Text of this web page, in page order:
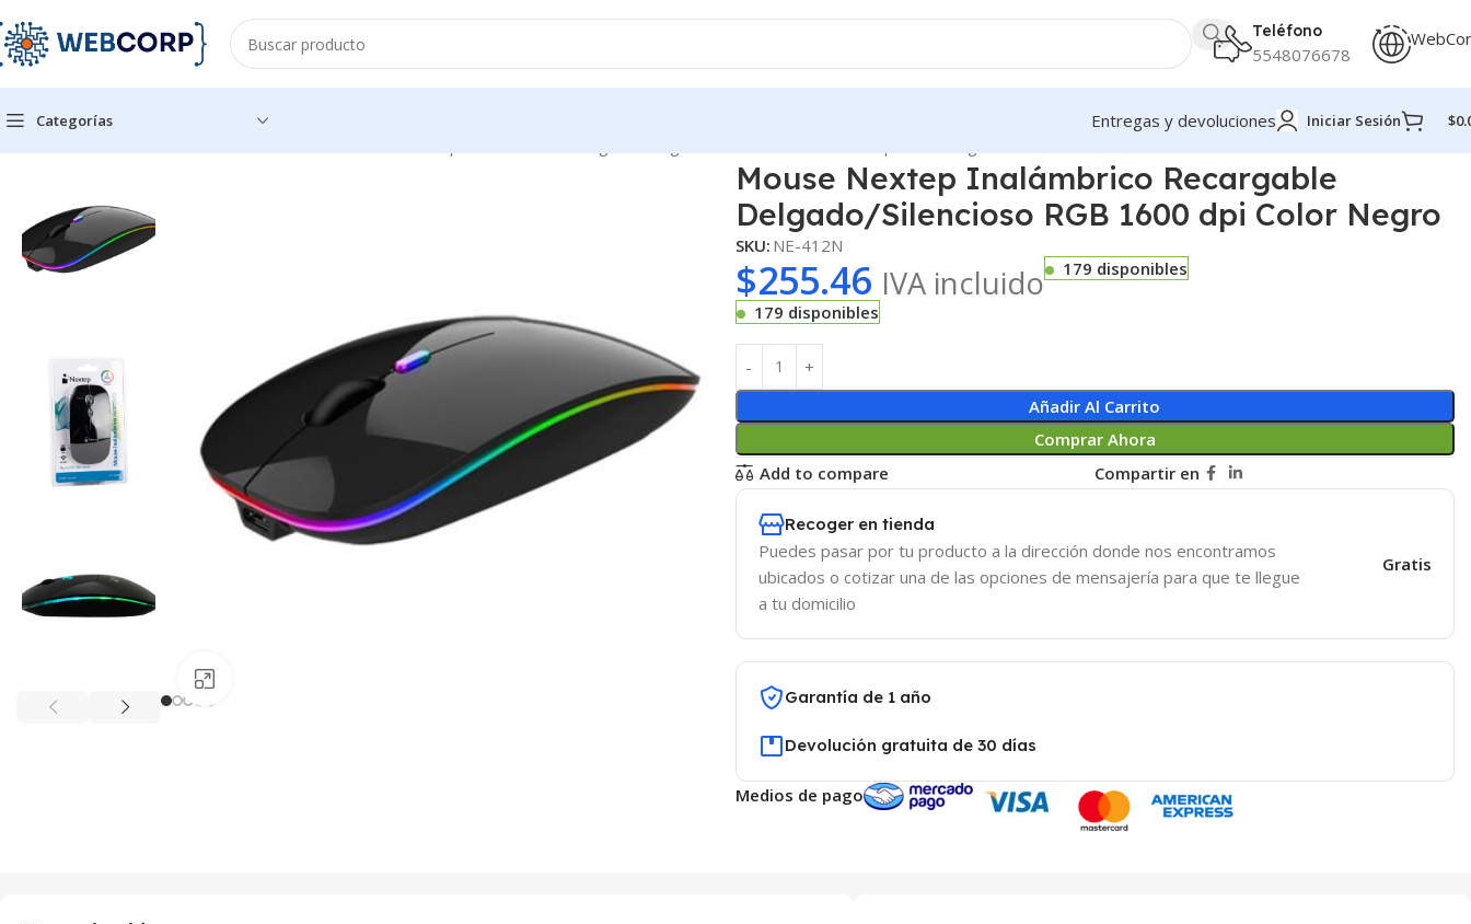
Teléfono
5548076678
Categorías Entregas y devoluciones Iniciar Sesión $
Mouse Nextep Inalámbrico Recargable
Delgado/Silencioso RGB 1600 dpi Color Negro
SKU: NE-412N
$255.46 IVA incluido
179 disponibles
179 disponibles
Añadir Al Carrito
Comprar Ahora
Add to compare
Compartir en
Recoger en tienda
Puedes pasar por tu producto a la dirección donde nos encontramos
ubicados o cotizar una de las opciones de mensajería para que te llegue
a tu domicilio
Gratis
Garantía de 1 año
Devolución gratuita de 30 días
Medios de pago